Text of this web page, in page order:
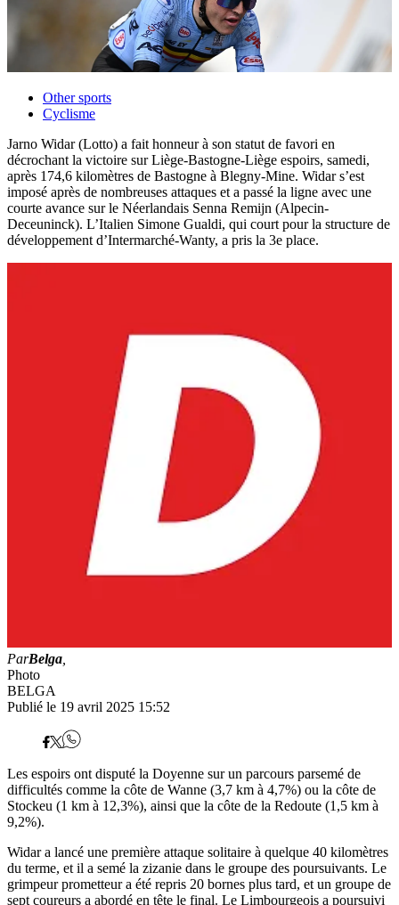
Other sports
Cyclisme
Jarno Widar (Lotto) a fait honneur à son statut de favori en
décrochant la victoire sur Liège-Bastogne-Liège espoirs, samedi,
après 174,6 kilomètres de Bastogne à Blegny-Mine. Widar s’est
imposé après de nombreuses attaques et a passé la ligne avec une
courte avance sur le Néerlandais Senna Remijn (Alpecin-
Deceuninck). L’Italien Simone Gualdi, qui court pour la structure de
développement d’Intermarché-Wanty, a pris la 3e place.
ParBelga
Photo
BELGA
Publié le 19 avril 2025 15:52
Les espoirs ont disputé la Doyenne sur un parcours parsemé de
difficultés comme la côte de Wanne (3,7 km à 4,7%) ou la côte de
Stockeu (1 km à 12,3%), ainsi que la côte de la Redoute (1,5 km à
9,2%).
Widar a lancé une première attaque solitaire à quelque 40 kilomètres
du terme, et il a semé la zizanie dans le groupe des poursuivants. Le
grimpeur prometteur a été repris 20 bornes plus tard, et un groupe de
sept coureurs a abordé en tête le final. Le Limbourgeois a poursuivi